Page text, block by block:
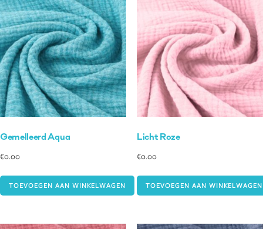
Gemelleerd Aqua
€0.00
TOEVOEGEN AAN WINKELWAGEN
Licht Roze
€0.00
TOEVOEGEN AAN WINKELWAGEN